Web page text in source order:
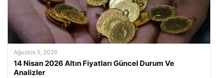
Ağustos 5, 2026
14 Nisan 2026 Altın Fiyatları Güncel Durum Ve
Analizler